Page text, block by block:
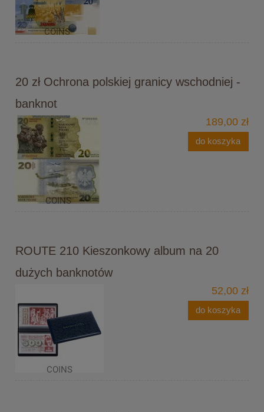
20 zł Ochrona polskiej granicy wschodniej -
banknot
189,00 zł
do koszyka
ROUTE 210 Kieszonkowy album na 20
dużych banknotów
52,00 zł
do koszyka